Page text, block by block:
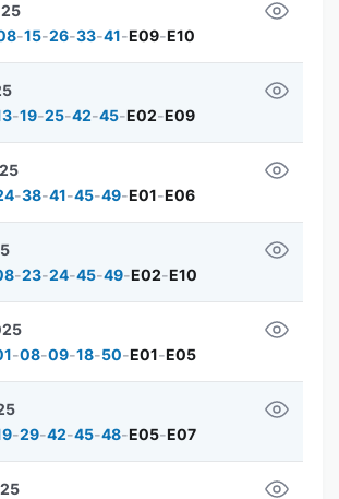
-15-26-33-41-E09-E10
-19-25-42-45-E02-E09
-38-41-45-49-E01-E06
-23-24-45-49-E02-E10
-08-09-18-50-E01-E05
-29-42-45-48-E05-E07